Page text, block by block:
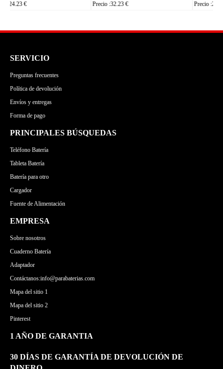
Precio :24.23 €
Precio :24.23 €
SERVICIO
Preguntas frecuentes
Política de devolución
Envíos y entregas
Forma de pago
PRINCIPALES BÚSQUEDAS
Teléfono Batería
Tableta Batería
Batería para otro
Cargador
Fuente de Alimentación
EMPRESA
Sobre nosotros
Cuaderno Batería
Adaptador
Contáctanos:info@parabaterias.com
Mapa del sitio 1
Mapa del sitio 2
Pinterest
1 AÑO DE GARANTIA
30 DÍAS DE GARANTÍA DE DEVOLUCIÓN DE